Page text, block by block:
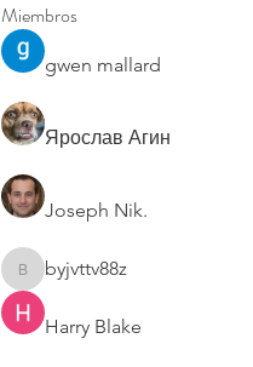
Miembros
gwen mallard
Ярослав Агин
Joseph Nik.
byjvttv88z
byjvttv88z
Harry Blake